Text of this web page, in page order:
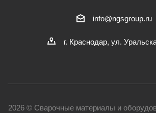
info@ngsgroup.ru
г. Краснодар, ул.
2026 © Сварочные материалы и